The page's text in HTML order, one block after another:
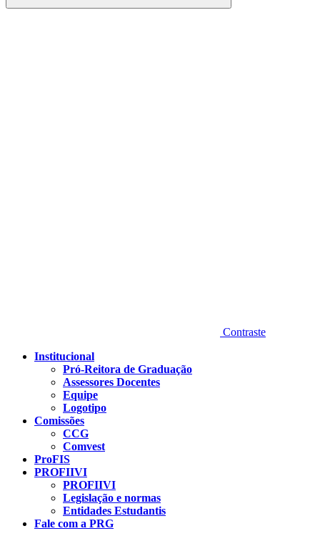
Buscar
Contraste
Institucional
Pró-Reitora de Graduação
Assessores Docentes
Equipe
Logotipo
Comissões
CCG
Comvest
ProFIS
PROFIIVI
PROFIIVI
Legislação e normas
Entidades Estudantis
Fale com a PRG